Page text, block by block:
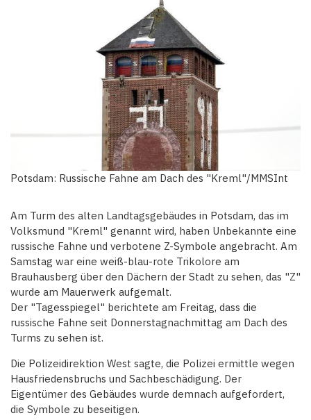
Potsdam: Russische Fahne am Dach des "Kreml"/MMSInt
Am Turm des alten Landtagsgebäudes in Potsdam, das im
Volksmund "Kreml" genannt wird, haben Unbekannte eine
russische Fahne und verbotene Z-Symbole angebracht. Am
Samstag war eine weiß-blau-rote Trikolore am
Brauhausberg über den Dächern der Stadt zu sehen, das "Z"
wurde am Mauerwerk aufgemalt.
Der "Tagesspiegel" berichtete am Freitag, dass die
russische Fahne seit Donnerstagnachmittag am Dach des
Turms zu sehen ist.
Die Polizeidirektion West sagte, die Polizei ermittle wegen
Hausfriedensbruchs und Sachbeschädigung. Der
Eigentümer des Gebäudes wurde demnach aufgefordert,
die Symbole zu beseitigen.